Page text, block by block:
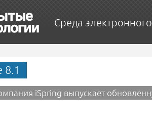
Среда
8.1
iSpring выпускает